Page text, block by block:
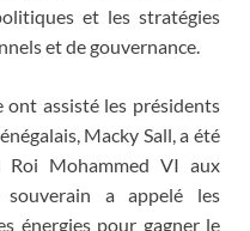
et les stratégies
et de gouvernance.
ont assisté les présidents
Macky Sall, a été
Roi Mohammed VI aux
a appelé les
énergies pour gagner le